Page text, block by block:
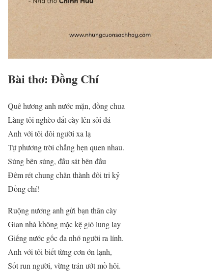
Bài thơ: Đồng Chí
Quê hương anh nước mặn, đồng chua
Làng tôi nghèo đất cày lên sỏi đá
Anh với tôi đôi người xa lạ
Tự phương trời chẳng hẹn quen nhau.
Súng bên súng, đầu sát bên đầu
Đêm rét chung chăn thành đôi tri kỷ
Đồng chí!
Ruộng nương anh gửi bạn thân cày
Gian nhà không mặc kệ gió lung lay
Giếng nước gốc đa nhớ người ra lính.
Anh với tôi biết từng cơn ớn lạnh,
Sốt run người, vừng trán ướt mồ hôi.